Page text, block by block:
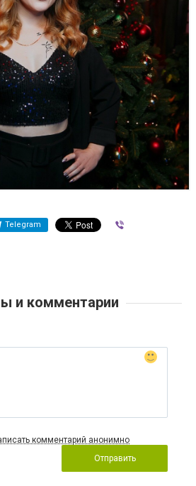
Telegram
и комментарии
комментарий анонимно
Отправить